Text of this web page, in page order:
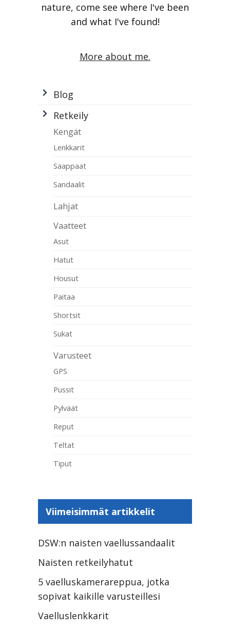
nature, come see where I've been
and what I've found!
More about me.
Blog
Retkeily
Kengät
Lenkkarit
Saappaat
Sandaalit
Lahjat
Vaatteet
Asut
Hatut
Housut
Paitaa
Shortsit
Sukat
Varusteet
GPS
Pussit
Pylväät
Reput
Teltat
Tiput
Viimeisimmät artikkelit
DSW:n naisten vaellussandaalit
Naisten retkeilyhatut
5 vaelluskamerareppua, jotka
sopivat kaikille varusteillesi
Vaelluslenkkarit